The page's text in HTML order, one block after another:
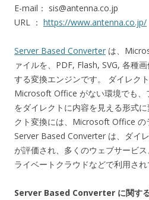
E-mail： sis@antenna.co.jp
URL ： https://www.antenna.co.jp/
Server Based Converter は、
ァイルを、PDF, Flash, SVG, 各種
する変換エンジンです。 ダイレク
Microsoft Office がない環境でも、
をダイレクトに内容を見える形式
クト変換には、Microsoft Office の
Server Based Converter は、ダイ
が評価され、多くのウェブサービ
ライベートクラウドなどで利用され
Server Based Converter に関する